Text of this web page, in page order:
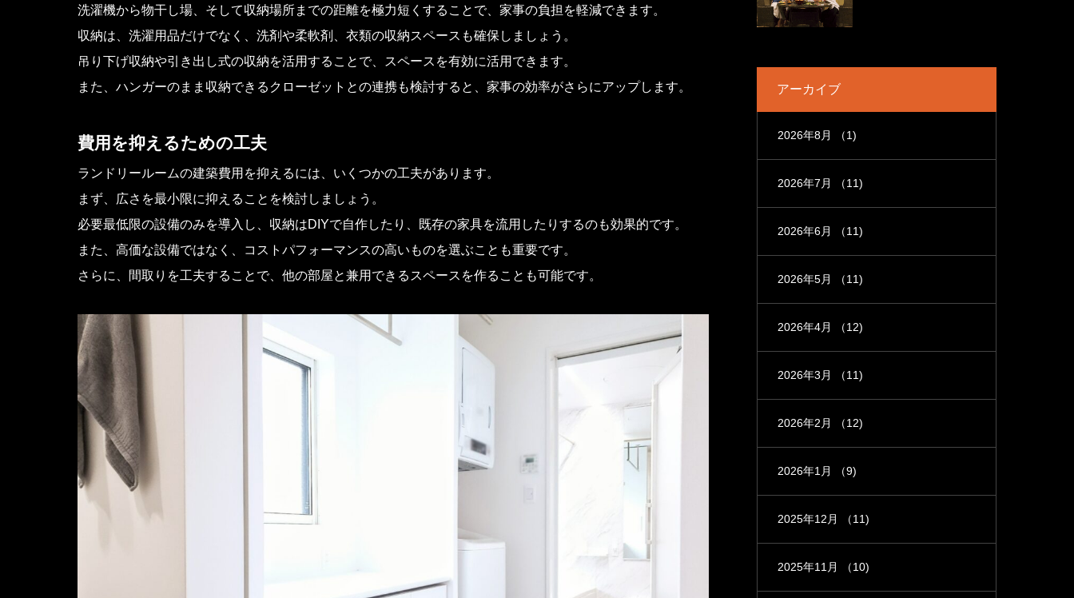
洗濯機から物干し場、そして収納場所までの距離を極力短くすることで、家事の負担を軽減できます。
収納は、洗濯用品だけでなく、洗剤や柔軟剤、衣類の収納スペースも確保しましょう。
吊り下げ収納や引き出し式の収納を活用することで、スペースを有効に活用できます。
また、ハンガーのまま収納できるクローゼットとの連携も検討すると、家事の効率がさらにアップします。
費用を抑えるための工夫
ランドリールームの建築費用を抑えるには、いくつかの工夫があります。
まず、広さを最小限に抑えることを検討しましょう。
必要最低限の設備のみを導入し、収納はDIYで自作したり、既存の家具を流用したりするのも効果的です。
また、高価な設備ではなく、コストパフォーマンスの高いものを選ぶことも重要です。
さらに、間取りを工夫することで、他の部屋と兼用できるスペースを作ることも可能です。
アーカイブ
2026年8月 （1)
2026年7月 （11)
2026年6月 （11)
2026年5月 （11)
2026年4月 （12)
2026年3月 （11)
2026年2月 （12)
2026年1月 （9)
2025年12月 （11)
2025年11月 （10)